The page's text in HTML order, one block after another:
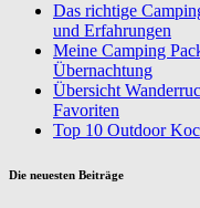
Das richtige
und Erfahrungen
Meine Camping
Übernachtung
Übersicht
Favoriten
Top 10 Outdoor
Die neuesten Beiträge